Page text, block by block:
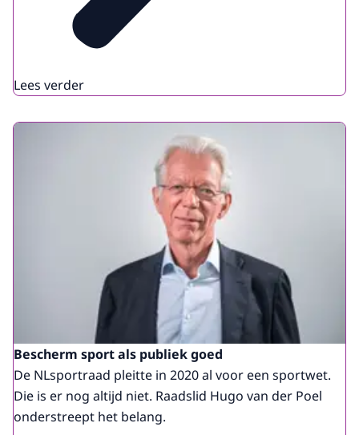
Lees verder
Bescherm sport als publiek goed
De NLsportraad pleitte in 2020 al voor een sportwet.
Die is er nog altijd niet. Raadslid Hugo van der Poel
onderstreept het belang.